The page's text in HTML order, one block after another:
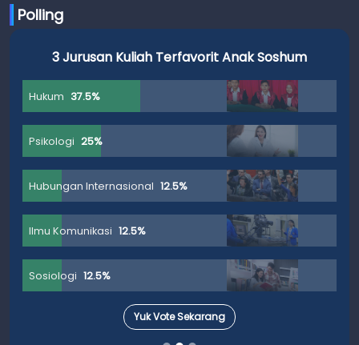
Polling
3 Jurusan Kuliah Terfavorit Anak Soshum
Hukum 37.5%
Psikologi 25%
Hubungan Internasional 12.5%
Ilmu Komunikasi 12.5%
Sosiologi 12.5%
Yuk Vote Sekarang